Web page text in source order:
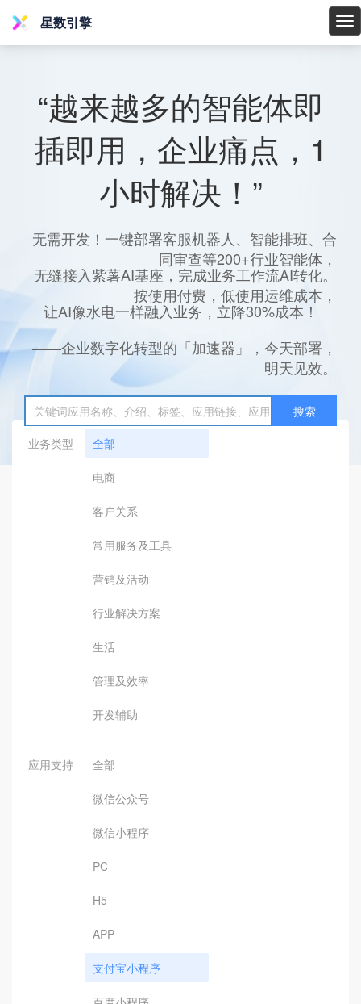
星
星数引擎
“越来越多的智能体即
插即用，企业痛点，1
小时解决！”
无需开发！一键部署客服机器人、智能排班、合
同审查等200+行业智能体，
无缝接入紫薯AI基座，完成业务工作流AI转化。
按使用付费，低使用运维成本，
让AI像水电一样融入业务，立降30%成本！
——企业数字化转型的「加速器」，今天部署，
明天见效。
搜索
业务类型
全部
电商
客户关系
常用服务及工具
营销及活动
行业解决方案
生活
管理及效率
开发辅助
应用支持 全部
微信公众号
微信小程序
PC
H5
APP
支付宝小程序